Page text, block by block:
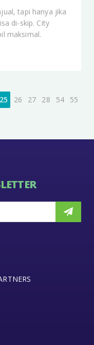
tapi hanya jika
di-skip. City
maksimal.
25 26 27 28 54 55